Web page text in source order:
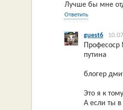
Лучше бы мне
Ответить
guest6
Професоср
путина
блогер
Это я к
А если ты в